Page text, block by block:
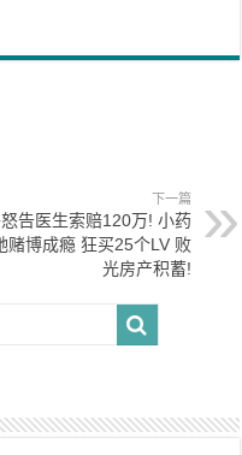
下一篇
告医生索赔120万! 小药
赌博成瘾 狂买25个LV 败
光房产积蓄!